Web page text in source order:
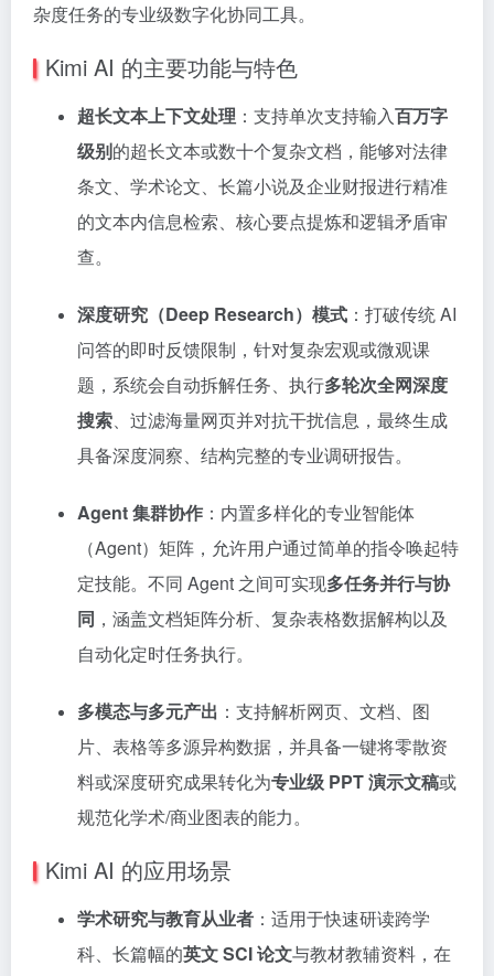
杂度任务的专业级数字化协同工具。
Kimi AI 的主要功能与特色
超长文本上下文处理 ：支持单次支持输入百万字
级别的超长文本或数十个复杂文档，能够对法律
条文、学术论文、长篇小说及企业财报进行精准
的文本内信息检索、核心要点提炼和逻辑矛盾审
查。
深度研究（Deep Research）模式 ：打破传统 AI
问答的即时反馈限制，针对复杂宏观或微观课
题，系统会自动拆解任务、执行多轮次全网深度
搜索、过滤海量网页并对抗干扰信息，最终生成
具备深度洞察、结构完整的专业调研报告。
Agent 集群协作 ：内置多样化的专业智能体
（Agent）矩阵，允许用户通过简单的指令唤起特
定技能。不同 Agent 之间可实现多任务并行与协
同 ，涵盖文档矩阵分析、复杂表格数据解构以及
自动化定时任务执行。
多模态与多元产出 ：支持解析网页、文档、图
片、表格等多源异构数据，并具备一键将零散资
料或深度研究成果转化为专业级 PPT 演示文稿或
规范化学术/商业图表的能力。
Kimi AI 的应用场景
学术研究与教育从业者 ：适用于快速研读跨学
科、长篇幅的英文 SCI 论文与教材教辅资料，在